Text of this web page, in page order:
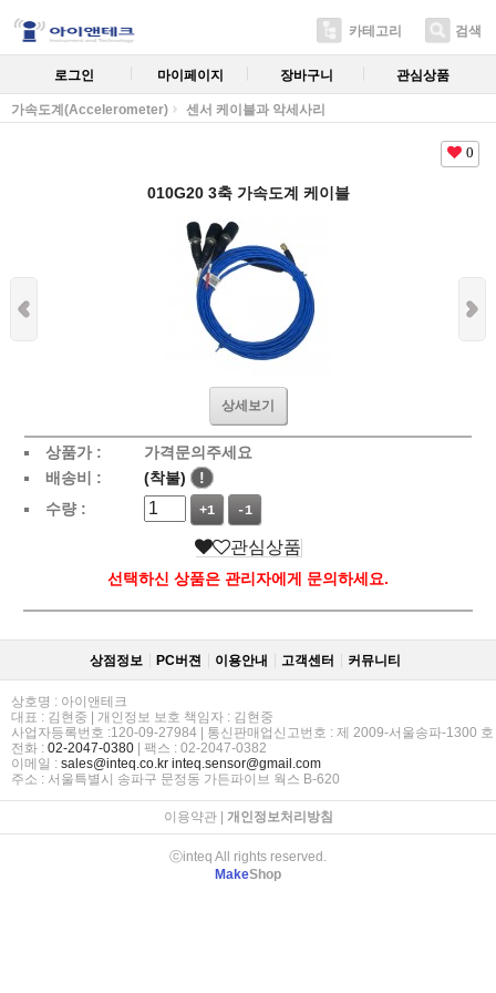
카테고리 검색
로그인 마이페이지 장바구니 관심상품
가속도계(Accelerometer) 센서 케이블과 악세사리
0
010G20 3축 가속도계 케이블
상세보기
상품가 :
가격문의주세요
배송비 :
(착불)
!
수량 :
+1 -1
관심상품
선택하신 상품은 관리자에게 문의하세요.
상점정보 PC버젼 이용안내 고객센터 커뮤니티
상호명 : 아이앤테크
대표 : 김현중 | 개인정보 보호 책임자 : 김현중
사업자등록번호 :120-09-27984 | 통신판매업신고번호 : 제 2009-서울송파-1300 호
전화 : 02-2047-0380 | 팩스 : 02-2047-0382
이메일 : sales@inteq.co.kr inteq.sensor@gmail.com
주소 : 서울특별시 송파구 문정동 가든파이브 웍스 B-620
이용약관| 개인정보처리방침
ⓒinteq All rights reserved.
MakeShop